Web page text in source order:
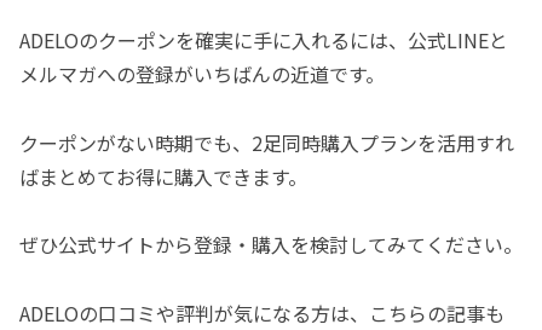
ADELOのクーポンを確実に手に入れるには、公式LINEと
メルマガへの登録がいちばんの近道です。
クーポンがない時期でも、2足同時購入プランを活用すれ
ばまとめてお得に購入できます。
ぜひ公式サイトから登録・購入を検討してみてください。
ADELOの口コミや評判が気になる方は、こちらの記事も